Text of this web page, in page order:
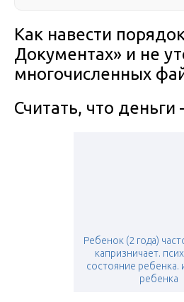
Как навести
Документах» и не
многочисленных
Считать, что деньги
Ребенок (2 года)
капризничает.
состояние ребенка.
ребенка